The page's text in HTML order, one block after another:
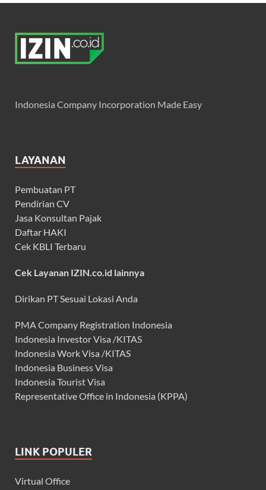
Indonesia Company Incorporation Made Easy
LAYANAN
Pembuatan PT
Pendirian CV
Jasa Konsultan Pajak
Daftar HAKI
Cek KBLI Terbaru
Cek Layanan IZIN.co.id lainnya
Dirikan PT Sesuai Lokasi Anda
PMA Company Registration Indonesia
Indonesia Investor Visa /KITAS
Indonesia Work Visa /KITAS
Indonesia Business Visa
Indonesia Tourist Visa
Representative Office in Indonesia (KPPA)
LINK POPULER
Virtual Office